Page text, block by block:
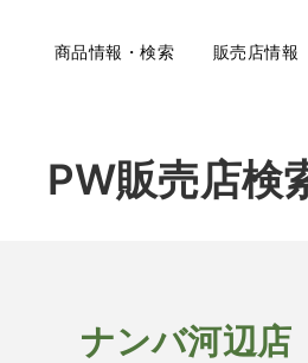
商品情報・検索 販売店情報
PW販売店検
ナンバ河辺店